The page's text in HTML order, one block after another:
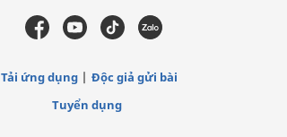
Tải ứng dụng
Độc giả gửi bài
Tuyển dụng